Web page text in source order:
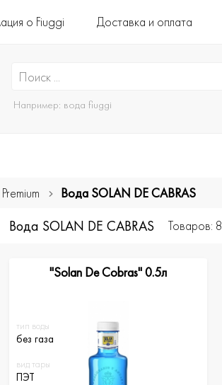
о Fiuggi Доставка и оплата
Например: вода fiuggi
Вода SOLAN DE CABRAS
Вода SOLAN DE CABRAS Товаров: 8
тип воды
без газа
вид тары
ПЭТ
"Solan De Cobras" 0.5л